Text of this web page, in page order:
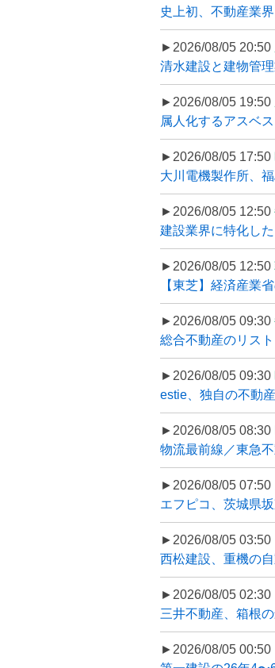
史上初、不動産業
►2026/08/05 20:50
清水建設と建物管
►2026/08/05 19:50
属人化するアスベ
►2026/08/05 17:50
大川電機製作所、
►2026/08/05 12:50
建設業界に特化し
►2026/08/05 12:50
【東芝】経済産業
►2026/08/05 09:30
総合不動産のリス
►2026/08/05 09:30
estie、独自の不動
►2026/08/05 08:30
物流最前線／東急
►2026/08/05 07:50
エフピコ、茨城県
►2026/08/05 03:50
西松建設、重機の
►2026/08/05 02:30
三井不動産、箱根
►2026/08/05 00:50